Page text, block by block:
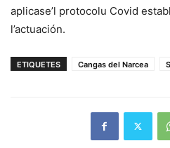
aplicase’l protocolu Covid
l’actuación.
ETIQUETES Cangas del Narcea